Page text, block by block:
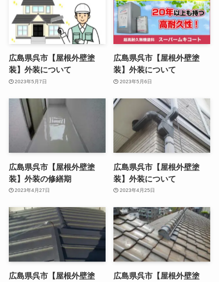
広島県呉市【屋根外壁塗
装】外装について
2023年5月7日
広島県呉市【屋根外壁塗
装】外装について
2023年5月6日
広島県呉市【屋根外壁塗
装】外装の修繕期
2023年4月27日
広島県呉市【屋根外壁塗
装】外装について
2023年4月25日
広島県呉市【屋根外壁塗
広島県呉市【屋根外壁塗